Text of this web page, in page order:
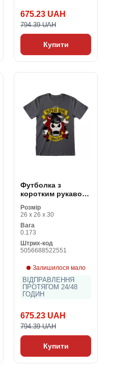
675.23 UAH
794.39 UAH
Купити
Футболка з
коротким рукавом
Before Christmas
Графітовий Унісекс
Розмір
26 x 26 x 30
Вага
0.173
Штрих-код
5056688522551
Залишилося мало
ВІДПРАВЛЕННЯ
ПРОТЯГОМ 24/48
ГОДИН
675.23 UAH
794.39 UAH
Купити